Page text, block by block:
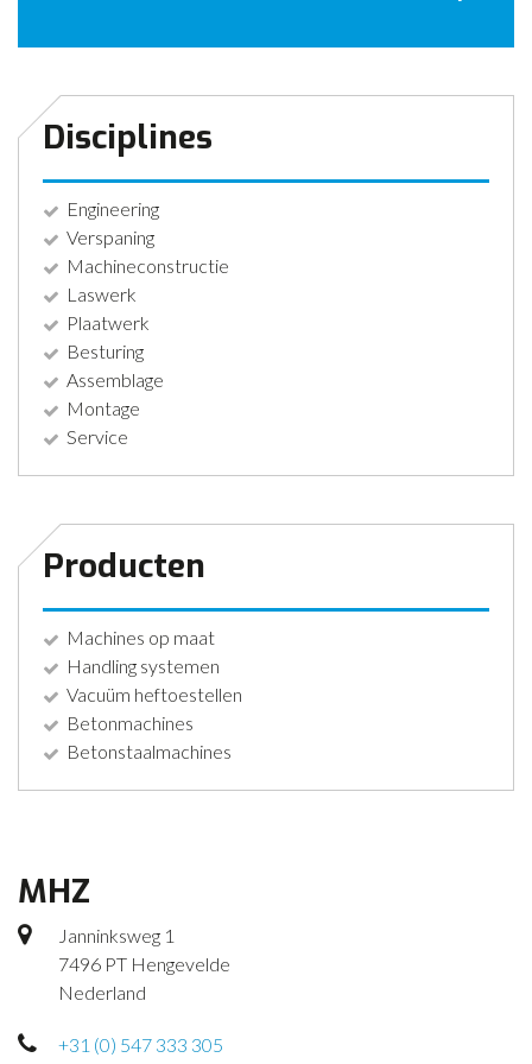
Disciplines
Engineering
Verspaning
Machineconstructie
Laswerk
Plaatwerk
Besturing
Assemblage
Montage
Service
Producten
Machines op maat
Handling systemen
Vacuüm heftoestellen
Betonmachines
Betonstaalmachines
MHZ
Janninksweg 1
7496 PT Hengevelde
Nederland
+31 (0) 547 333 305